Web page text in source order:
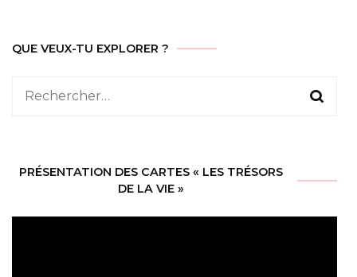
QUE VEUX-TU EXPLORER ?
Rechercher :
PRÉSENTATION DES CARTES « LES TRÉSORS
DE LA VIE »